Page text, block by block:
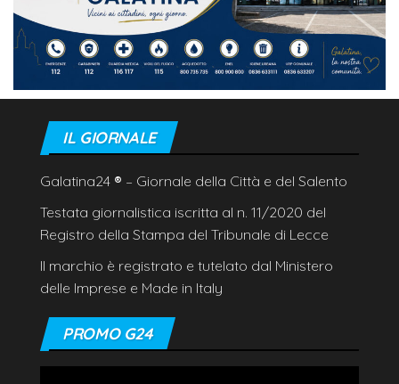
IL GIORNALE
Galatina24 ® – Giornale della Città e del Salento
Testata giornalistica iscritta al n. 11/2020 del
Registro della Stampa del Tribunale di Lecce
Il marchio è registrato e tutelato dal Ministero
delle Imprese e Made in Italy
PROMO G24